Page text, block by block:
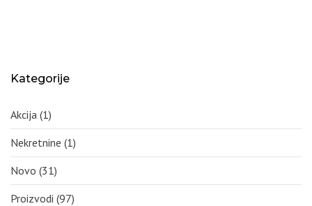
Kategorije
Akcija (1)
Nekretnine (1)
Novo (31)
Proizvodi (97)